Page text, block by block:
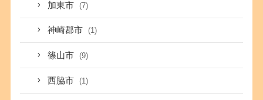
加東市 (7)
神崎郡市 (1)
篠山市 (9)
西脇市 (1)